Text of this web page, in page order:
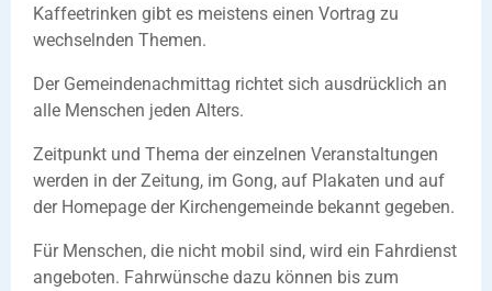
Kaffeetrinken gibt es meistens einen Vortrag zu
wechselnden Themen.
Der Gemeindenachmittag richtet sich ausdrücklich an
alle Menschen jeden Alters.
Zeitpunkt und Thema der einzelnen Veranstaltungen
werden in der Zeitung, im Gong, auf Plakaten und auf
der Homepage der Kirchengemeinde bekannt gegeben.
Für Menschen, die nicht mobil sind, wird ein Fahrdienst
angeboten. Fahrwünsche dazu können bis zum